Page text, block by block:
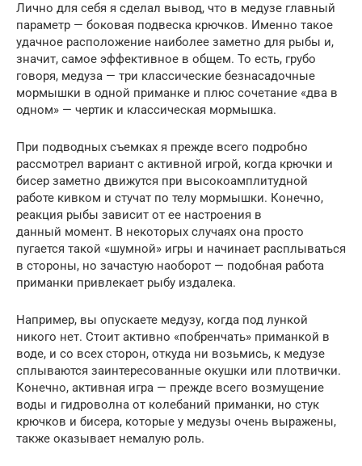
Лично для себя я сделал вывод, что в медузе главный
параметр — боковая подвеска крючков. Именно такое
удачное расположение наиболее заметно для рыбы и,
значит, самое эффективное в общем. То есть, грубо
говоря, медуза — три классические безнасадочные
мормышки в одной приманке и плюс сочетание «два в
одном» — чертик и классическая мормышка.
При подводных съемках я прежде всего подробно
рассмотрел вариант с активной игрой, когда крючки и
бисер заметно движутся при высокоамплитудной
работе кивком и стучат по телу мормышки. Конечно,
реакция рыбы зависит от ее настроения в
данный момент. В некоторых случаях она просто
пугается такой «шумной» игры и начинает расплываться
в стороны, но зачастую наоборот — подобная работа
приманки привлекает рыбу издалека.
Например, вы опускаете медузу, когда под лункой
никого нет. Стоит активно «побренчать» приманкой в
воде, и со всех сторон, откуда ни возьмись, к медузе
сплываются заинтересованные окушки или плотвички.
Конечно, активная игра — прежде всего возмущение
воды и гидроволна от колебаний приманки, но стук
крючков и бисера, которые у медузы очень выражены,
также оказывает немалую роль.